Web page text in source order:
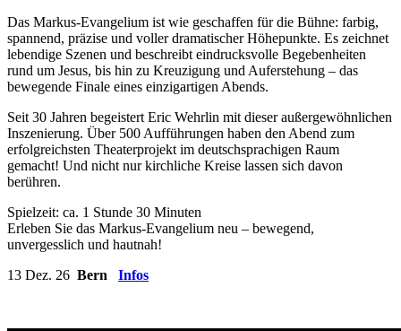
Das Markus-Evangelium ist wie geschaffen für die Bühne: farbig,
spannend, präzise und voller dramatischer Höhepunkte. Es zeichnet
lebendige Szenen und beschreibt eindrucksvolle Begebenheiten
rund um Jesus, bis hin zu Kreuzigung und Auferstehung – das
bewegende Finale eines einzigartigen Abends.
Seit 30 Jahren begeistert Eric Wehrlin mit dieser außergewöhnlichen
Inszenierung. Über 500 Aufführungen haben den Abend zum
erfolgreichsten Theaterprojekt im deutschsprachigen Raum
gemacht! Und nicht nur kirchliche Kreise lassen sich davon
berühren.
Spielzeit: ca. 1 Stunde 30 Minuten
Erleben Sie das Markus-Evangelium neu – bewegend,
unvergesslich und hautnah!
13 Dez. 26 Bern Infos